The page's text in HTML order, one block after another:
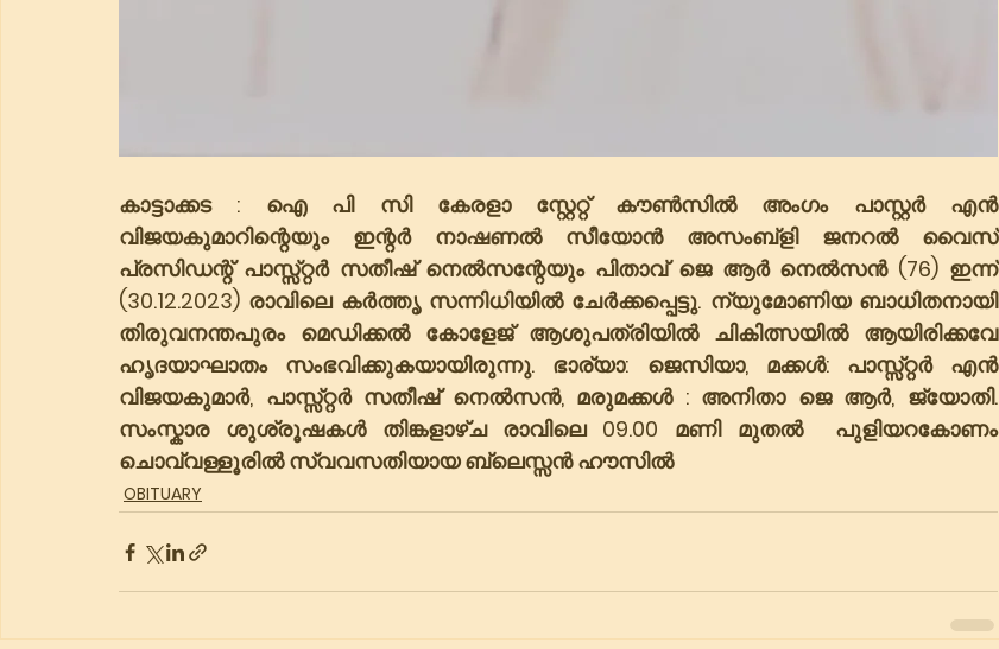
കാട്ടാക്കട : ഐ പി സി കേരളാ സ്റ്റേറ്റ് കൗൺസിൽ അംഗം പാസ്റ്റർ എൻ
വിജയകുമാറിന്റെയും ഇന്റർ നാഷണൽ സീയോൻ അസംബ്ളി ജനറൽ വൈസ്
പ്രസിഡന്റ് പാസ്സ്റ്റർ സതീഷ് നെൽസന്റേയും പിതാവ് ജെ ആർ നെൽസൻ (76) ഇന്ന്
(30.12.2023) രാവിലെ കർത്തൃ സന്നിധിയിൽ ചേർക്കപ്പെട്ടു. ന്യുമോണിയ ബാധിതനായി
തിരുവനന്തപുരം മെഡിക്കൽ കോളേജ് ആശുപത്രിയിൽ ചികിത്സയിൽ ആയിരിക്കവേ
ഹൃദയാഘാതം സംഭവിക്കുകയായിരുന്നു. ഭാര്യാ: ജെസിയാ, മക്കൾ: പാസ്സ്റ്റർ എൻ
വിജയകുമാർ, പാസ്സ്റ്റർ സതീഷ് നെൽസൻ, മരുമക്കൾ : അനിതാ ജെ ആർ, ജ്യോതി.
സംസ്കാര ശുശ്രൂഷകൾ തിങ്കളാഴ്ച രാവിലെ 09.00 മണി മുതൽ  പുളിയറകോണം
ചൊവ്വള്ളൂരിൽ സ്വവസതിയായ ബ്ലെസ്സൻ ഹൗസിൽ
OBITUARY